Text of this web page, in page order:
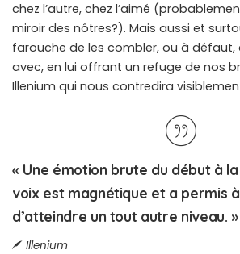
chez l’autre, chez l’aimé
miroir des nôtres?). Mais aussi et
farouche de les combler, ou à défaut,
avec, en lui offrant un refuge de nos
Illenium qui nous contredira
« Une émotion brute du début à
voix est magnétique et a permis
d’atteindre un tout autre niveau. »
Illenium